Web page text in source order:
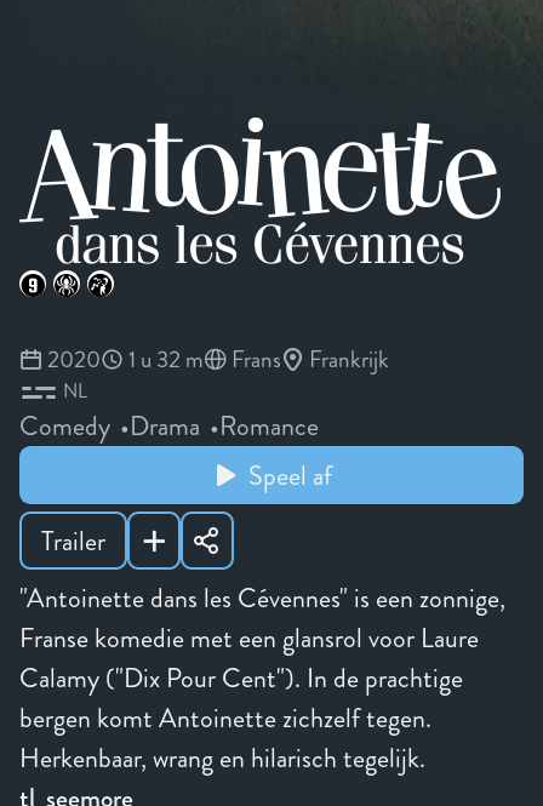
"Antoinette dans les Cévennes" is een zonnige,
Franse komedie met een glansrol voor Laure
Calamy ("Dix Pour Cent"). In de prachtige
bergen komt Antoinette zichzelf tegen.
Herkenbaar, wrang en hilarisch tegelijk.
tl_seemore
2020 1 u 32 m Frans Frankrijk
NL
Comedy Drama
Romance
Speel af
Trailer